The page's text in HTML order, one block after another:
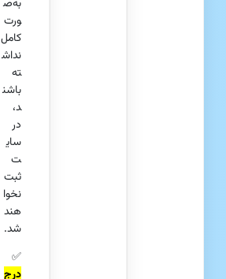
به‌ص
ورت
کامل
نداش
ته
باشن
د،
در
سای
ت
ثبت
نخوا
هند
شد.
✅
درج